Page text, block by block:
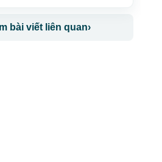
bài viết liên quan›